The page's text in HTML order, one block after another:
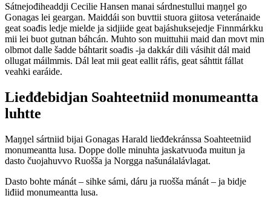
Sátnejođiheaddji Cecilie Hansen manai sárdnestullui maŋŋel go
Gonagas lei geargan. Maiddái son buvttii stuora giitosa veteránaide
geat soađis ledje mielde ja sidjiide geat bajáshuksejedje Finnmárkku
mii lei buot gutnan báhcán. Muhto son muittuhii maid dan movt min
olbmot dalle šadde báhtarit soađis -ja dakkár dili vásihit dál maid
ollugat máilmmis. Dál leat mii geat eallit ráfis, geat sáhttit fállat
veahki earáide.
Lieđđebidjan Soahteetniid monumeantta
luhtte
Maŋŋel sártniid bijai Gonagas Harald lieđđekránssa Soahteetniid
monumeantta lusa. Doppe dolle minuhta jaskatvuođa muitun ja
dasto čuojahuvvo Ruošša ja Norgga našunálalávlagat.
Dasto bohte mánát – sihke sámi, dáru ja ruošša mánát – ja bidje
liđiid monumeantta lusa.